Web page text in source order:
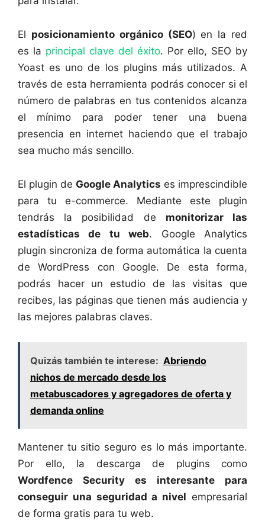
El posicionamiento orgánico (SEO) en la red
es la principal clave del éxito. Por ello, SEO by
Yoast es uno de los plugins más utilizados. A
través de esta herramienta podrás conocer si el
número de palabras en tus contenidos alcanza
el mínimo para poder tener una buena
presencia en internet haciendo que el trabajo
sea mucho más sencillo.
El plugin de Google Analytics es imprescindible
para tu e-commerce. Mediante este plugin
tendrás la posibilidad de monitorizar las
estadísticas de tu web. Google Analytics
plugin sincroniza de forma automática la cuenta
de WordPress con Google. De esta forma,
podrás hacer un estudio de las visitas que
recibes, las páginas que tienen más audiencia y
las mejores palabras claves.
Quizás también te interese: Abriendo
nichos de mercado desde los
metabuscadores y agregadores de oferta y
demanda online
Mantener tu sitio seguro es lo más importante.
Por ello, la descarga de plugins como
Wordfence Security es interesante para
conseguir una seguridad a nivel empresarial
de forma gratis para tu web.